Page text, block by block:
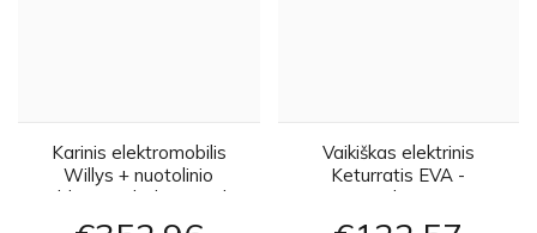
Karinis elektromobilis
Willys + nuotolinio
valdymo pultelis - smėlio
spalvos
Vaikiškas elektrinis
Keturratis EVA -
raudonas